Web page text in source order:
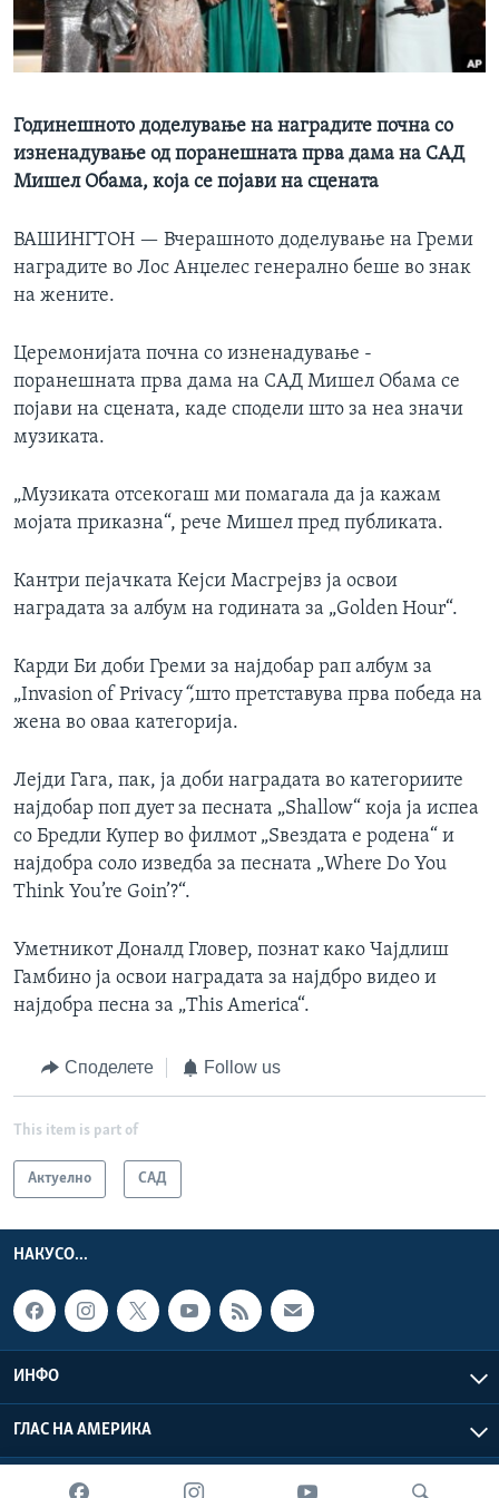
ИНТЕРВЈУА
Јазици
Годинешното доделување на наградите почна со
изненадување од поранешната прва дама на САД
Мишел Обама, која се појави на сцената
ВАШИНГТОН — Вчерашното доделување на Греми
наградите во Лос Анџелес генерално беше во знак
на жените.
Церемонијата почна со изненадување -
поранешната прва дама на САД Мишел Обама се
појави на сцената, каде сподели што за неа значи
музиката.
„Музиката отсекогаш ми помагала да ја кажам
мојата приказна“, рече Мишел пред публиката.
Кантри пејачката Кејси Масгрејвз ја освои
наградата за албум на годината за „Golden Hour“.
Карди Би доби Греми за најдобар рап албум за
„Invasion of Privacy“,што претставува прва победа на
жена во оваа категорија.
Лејди Гага, пак, ја доби наградата во категориите
најдобар поп дует за песната „Shallow“ која ја испеа
со Бредли Купер во филмот „Ѕвездата е родена“ и
најдобра соло изведба за песната „Where Do You
Think You’re Goin’?“.
Уметникот Доналд Гловер, познат како Чајдлиш
Гамбино ја освои наградата за најдбро видео и
најдобра песна за „This America“.
Споделете Follow us
This item is part of
Актуелно САД
НАКУСО...
ИНФО
ГЛАС НА АМЕРИКА
Глас на Америка © 2026 VOA, Inc. Сите права задржани.